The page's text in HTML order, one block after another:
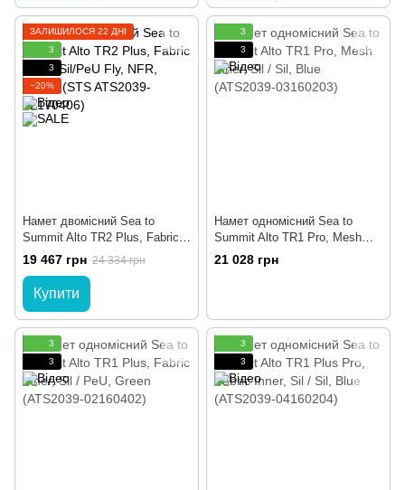
ЗАЛИШИЛОСЯ 22 ДНІ
3
3
−20%
Намет двомісний Sea to
Summit Alto TR2 Plus, Fabric
Inner, Sil/PeU Fly, NFR, Green
(STS ATS2039-02170406)
19 467 грн 24 334 грн
Купити
3
3
Намет одномісний Sea to
Summit Alto TR1 Pro, Mesh
Inner, Sil / Sil, Blue (ATS2039-
03160203)
21 028 грн
3
3
3
3